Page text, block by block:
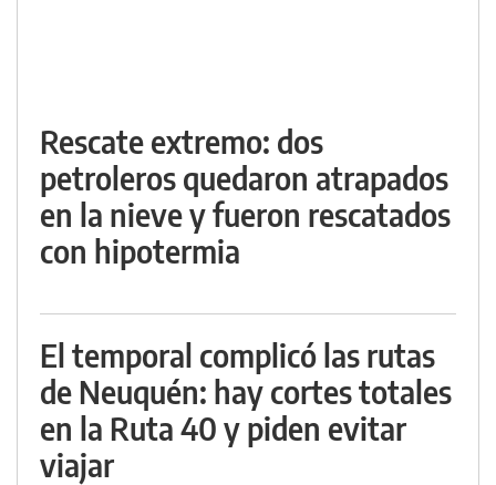
Rescate extremo: dos
petroleros quedaron atrapados
en la nieve y fueron rescatados
con hipotermia
El temporal complicó las rutas
de Neuquén: hay cortes totales
en la Ruta 40 y piden evitar
viajar